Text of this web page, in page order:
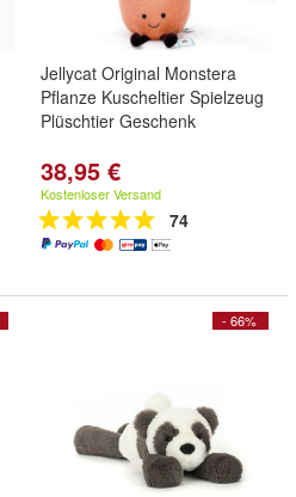
Jellycat Original Monstera
Pflanze Kuscheltier Spielzeug
Plüschtier Geschenk
38,95 €
Kostenloser Versand
74
- 66%